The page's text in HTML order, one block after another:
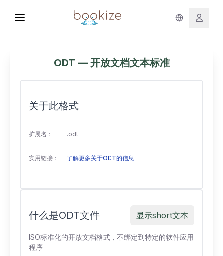
ODT — 开放文档文本标准
什么是ODT文件 显示short文本
ISO标准化的开放文档格式，不绑定到特定的软件应用
程序
关于此格式
扩展名： .odt
实用链接： 了解更多关于ODT的信息